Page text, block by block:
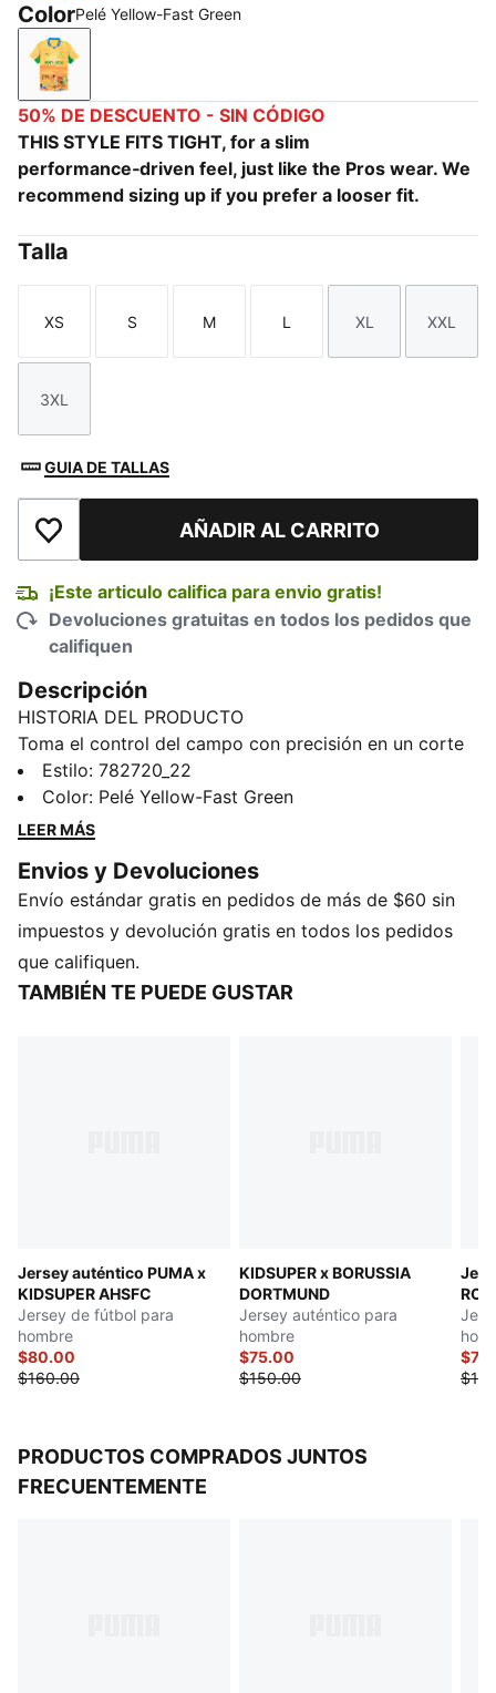
ColorPelé Yellow-Fast Green
Pelé Yellow-Fast Green
50% DE DESCUENTO - SIN CÓDIGO
THIS STYLE FITS TIGHT, for a slim
performance‑driven feel, just like the Pros wear. We
recommend sizing up if you prefer a looser fit.
Talla
Talla
XS
Talla
S
Talla
M
Talla
L
Talla
XL
Talla
XXL
Talla
3XL
GUIA DE TALLAS
Añadir a la lista de deseosAÑADIR AL CARRITO
¡Este articulo califica para envio gratis!
Devoluciones gratuitas en todos los pedidos que
califiquen
Descripción
HISTORIA DEL PRODUCTO
Toma el control del campo con precisión en un corte
semi-ajustado. Fabricado con tejido ULTRAWEAVE
para un movimiento ligero y tecnología dryCELL para
mantenerte fresco, este jersey está diseñado para un
mejoran la transpirabilidad, mientras que los
llamativos logotipos del equipo te permiten mostrar tu
orgullo. Entrena, compite, domina: PUMA te da la
energía que necesitas.
DETALLES
Estilo: 782720_22
Color: Pelé Yellow-Fast Green
LEER MÁS
Envios y Devoluciones
Envío estándar gratis en pedidos de más de $60 sin
impuestos y devolución gratis en todos los pedidos
que califiquen.
TAMBIÉN TE PUEDE GUSTAR
Jersey auténtico PUMA x
KIDSUPER AHSFC
Jersey de fútbol para
hombre
$80.00
$160.00
KIDSUPER x BORUSSIA
DORTMUND
Jersey auténtico para
hombre
$75.00
$150.00
PRODUCTOS COMPRADOS JUNTOS
FRECUENTEMENTE